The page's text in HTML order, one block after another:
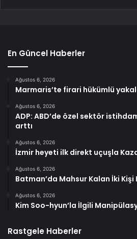
En Güncel Haberler
Ağustos 6, 2026
Marmaris’te firari hükümlü
Ağustos 6, 2026
ADP: ABD’de özel sektör
arttı
Ağustos 6, 2026
İzmir heyeti ilk direkt uçuşla
Ağustos 6, 2026
Batman’da Mahsur Kalan İki Kişi
Ağustos 6, 2026
Kim Soo-hyun’la İlgili
Rastgele Haberler